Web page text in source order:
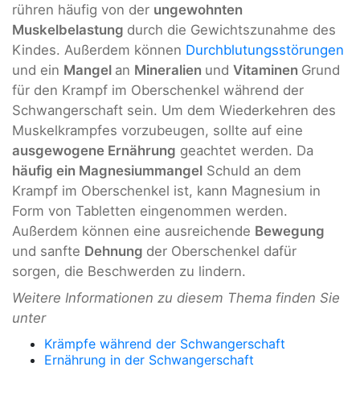
rühren häufig von der ungewohnten
Muskelbelastung durch die Gewichtszunahme des
Kindes. Außerdem können Durchblutungsstörungen
und ein Mangel an Mineralien und Vitaminen Grund
für den Krampf im Oberschenkel während der
Schwangerschaft sein. Um dem Wiederkehren des
Muskelkrampfes vorzubeugen, sollte auf eine
ausgewogene Ernährung geachtet werden. Da
häufig ein Magnesiummangel Schuld an dem
Krampf im Oberschenkel ist, kann Magnesium in
Form von Tabletten eingenommen werden.
Außerdem können eine ausreichende Bewegung
und sanfte Dehnung der Oberschenkel dafür
sorgen, die Beschwerden zu lindern.
Weitere Informationen zu diesem Thema finden Sie
unter
Krämpfe während der Schwangerschaft
Ernährung in der Schwangerschaft